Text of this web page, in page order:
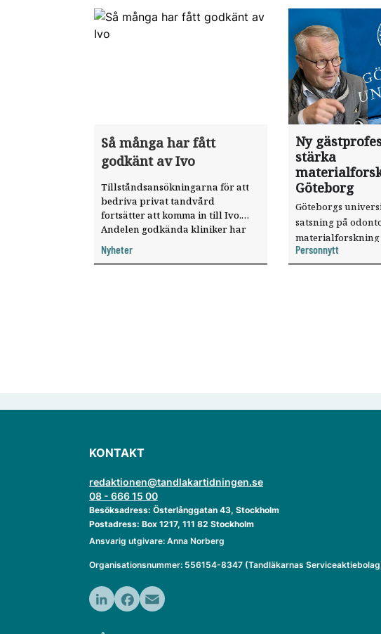
Så många har fått
godkänt av Ivo
Tillståndsansökningarna för att
bedriva privat tandvård
fortsätter att komma in till Ivo.
Andelen godkända kliniker har
Nyheter
Ny
stärka
Göteborg
Göteborgs
satsning på
materialforskning
knyta forskaren
verksamheten
Personnytt
KONTAKT
redaktionen@tandlakartidningen.se
08 - 666 15 00
Besöksadress: Österlånggatan 43, Stockholm
Postadress: Box 1217, 111 82 Stockholm
Ansvarig utgivare: Anna Norberg
Organisationsnummer: 556154-8347 (Tandläkarnas